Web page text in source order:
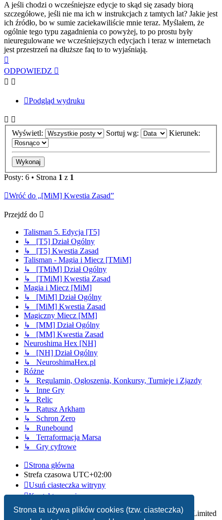
Strona ta używa plików cookies (tzw. ciasteczka)
A jeśli chodzi o wcześniejsze edycje to skąd się zasady biorą
szczegółowe, jeśli nie ma ich w instrukcjach z tamtych lat? Jakie jest
ich źródło, bo w sumie zaciekawiliście mnie teraz. Myślałem, że
ogólnie tego typu zagadnienia co powyżej, to po prostu były
nieuregulowane we wcześniejszych edycjach i teraz w internetach
jest przestrzeń na dłuższe faq to to wyjaśniają.
górę
ODPOWIEDZ
Podgląd wydruku
Wyświetl: Sortuj wg: Kierunek:
Posty: 6 • Strona 1 z 1
Wróć do „[MiM] Kwestia Zasad”
Przejdź do
Talisman 5. Edycja [T5]
↳ [T5] Dział Ogólny
↳ [T5] Kwestia Zasad
Talisman - Magia i Miecz [TMiM]
↳ [TMiM] Dział Ogólny
↳ [TMiM] Kwestia Zasad
Magia i Miecz [MiM]
↳ [MiM] Dział Ogólny
↳ [MiM] Kwestia Zasad
Magiczny Miecz [MM]
↳ [MM] Dział Ogólny
↳ [MM] Kwestia Zasad
Neuroshima Hex [NH]
↳ [NH] Dział Ogólny
↳ NeuroshimaHex.pl
Różne
↳ Regulamin, Ogłoszenia, Konkursy, Turnieje i Zjazdy
↳ Inne Gry
↳ Relic
↳ Ratusz Arkham
↳ Schron Zero
↳ Runebound
↳ Terraformacja Marsa
↳ Gry cyfrowe
Strona główna
Strefa czasowa UTC+02:00
Usuń ciasteczka witryny
Kontakt z nami
Technologię dostarczaphpBB® Forum Software © phpBB Limited